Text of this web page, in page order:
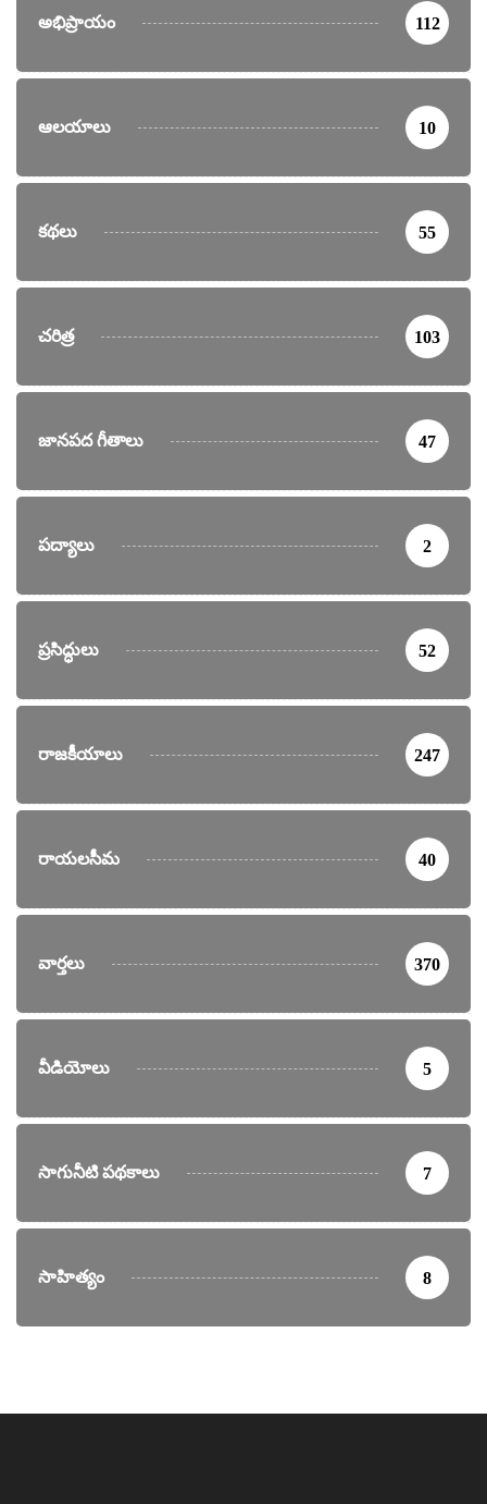
అభిప్రాయం 112
ఆలయాలు 10
కథలు 55
చరిత్ర 103
జానపద గీతాలు 47
పద్యాలు 2
ప్రసిద్ధులు 52
రాజకీయాలు 247
రాయలసీమ 40
వార్తలు 370
వీడియోలు 5
సాగునీటి పథకాలు 7
సాహిత్యం 8